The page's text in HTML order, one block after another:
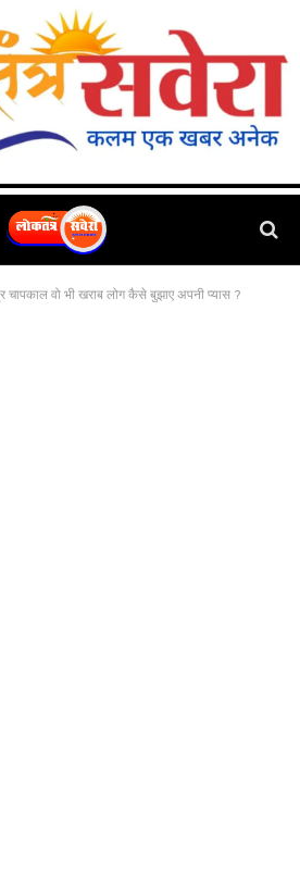
चापकाल वो भी खराब लोग कैसे बुझाए अपनी प्यास ?